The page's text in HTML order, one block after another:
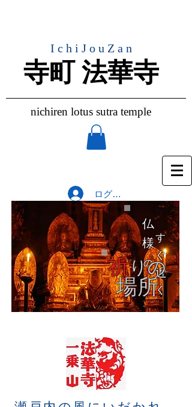
IchiJouZan
​寺町 法華寺
nichiren lotus sutra temple
ログイン
仏
様
の
​す
ぐ
近
く
祈りの
場所